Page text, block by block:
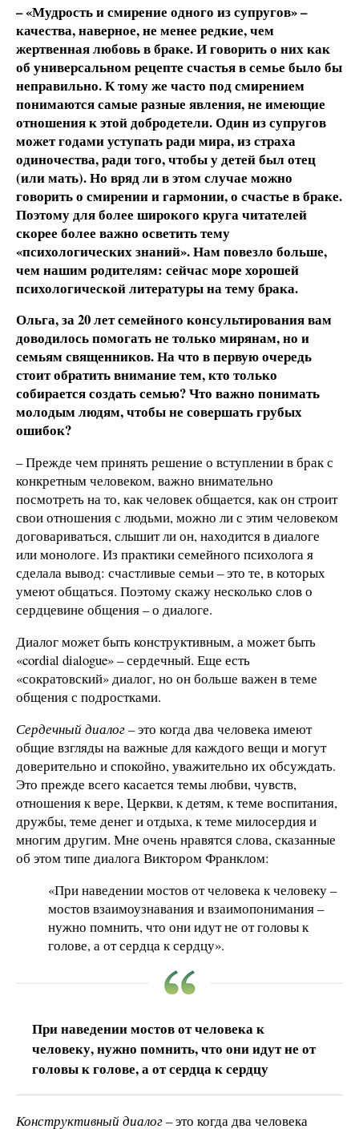
– «Мудрость и смирение одного из супругов» –
качества, наверное, не менее редкие, чем
жертвенная любовь в браке. И говорить о них как
об универсальном рецепте счастья в семье было бы
неправильно. К тому же часто под смирением
понимаются самые разные явления, не имеющие
отношения к этой добродетели. Один из супругов
может годами уступать ради мира, из страха
одиночества, ради того, чтобы у детей был отец
(или мать). Но вряд ли в этом случае можно
говорить о смирении и гармонии, о счастье в браке.
Поэтому для более широкого круга читателей
скорее более важно осветить тему
«психологических знаний». Нам повезло больше,
чем нашим родителям: сейчас море хорошей
психологической литературы на тему брака.
Ольга, за 20 лет семейного консультирования вам
доводилось помогать не только мирянам, но и
семьям священников. На что в первую очередь
стоит обратить внимание тем, кто только
собирается создать семью? Что важно понимать
молодым людям, чтобы не совершать грубых
ошибок?
– Прежде чем принять решение о вступлении в брак с
конкретным человеком, важно внимательно
посмотреть на то, как человек общается, как он строит
свои отношения с людьми, можно ли с этим человеком
договариваться, слышит ли он, находится в диалоге
или монологе. Из практики семейного психолога я
сделала вывод: счастливые семьи – это те, в которых
умеют общаться. Поэтому скажу несколько слов о
сердцевине общения – о диалоге.
Диалог может быть конструктивным, а может быть
«cordial dialogue» – сердечный. Еще есть
«сократовский» диалог, но он больше важен в теме
общения с подростками.
Сердечный диалог– это когда два человека имеют
общие взгляды на важные для каждого вещи и могут
доверительно и спокойно, уважительно их обсуждать.
Это прежде всего касается темы любви, чувств,
отношения к вере, Церкви, к детям, к теме воспитания,
дружбы, теме денег и отдыха, к теме милосердия и
многим другим. Мне очень нравятся слова, сказанные
об этом типе диалога Виктором Франклом:
«При наведении мостов от человека к человеку –
мостов взаимоузнавания и взаимопонимания –
нужно помнить, что они идут не от головы к
голове, а от сердца к сердцу».
При наведении мостов от человека к
человеку, нужно помнить, что они идут не от
головы к голове, а от сердца к сердцу
Конструктивный диалог– это когда два человека